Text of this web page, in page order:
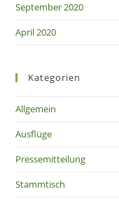
September 2020
April 2020
Kategorien
Allgemein
Ausflüge
Pressemitteilung
Stammtisch